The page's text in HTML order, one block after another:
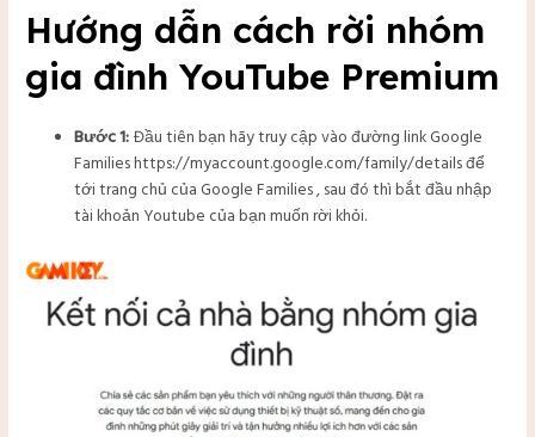
Hướng dẫn cách rời nhóm
gia đình YouTube Premium
Bước 1:Đầu tiên bạn hãy truy cập vào đường link Google
Familieshttps://myaccount.google.com/family/detailsđể
tới trang chủ của Google Families , sau đó thì bắt đầu nhập
tài khoản Youtube của bạn muốn rời khỏi.